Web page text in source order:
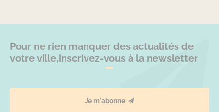
Pour ne rien manquer des actualités de
votre ville,inscrivez-vous à la newsletter
Je m'abonne